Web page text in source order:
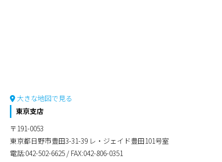
大きな地図で見る
東京支店
〒191-0053
東京都日野市豊田3-31-39 レ・ジェイド豊田101号室
電話:042-502-6625 / FAX:042-806-0351